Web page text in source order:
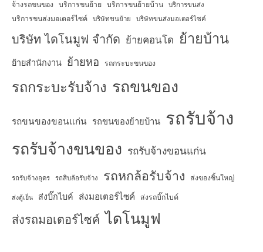
จ้างรถขนของ บริการขนย้าย บริการขนย้ายบ้าน บริการขนส่ง
บริการขนส่งมอเตอร์ไซค์ บริษัทขนย้าย บริษัทขนส่งมอเตอร์ไซค์
บริษัท ไดโนมูฟ จำกัด ย้ายคอนโด ย้ายบ้าน
ย้ายสำนักงาน ย้ายหอ รถกระบะขนของ
รถกระบะรับจ้าง รถขนของ
รถขนของขอนแก่น รถขนของย้ายบ้าน รถรับจ้าง
รถรับจ้างขนของ รถรับจ้างขอนแก่น
รถรับจ้างอุดร รถสิบล้อรับจ้าง รถหกล้อรับจ้าง ส่งของชิ้นใหญ่
ส่งตู้เย็น ส่งบิ๊กไบค์ ส่งมอเตอร์ไซค์ ส่งรถบิ๊กไบค์
ส่งรถมอเตอร์ไซค์ ไดโนมูฟ